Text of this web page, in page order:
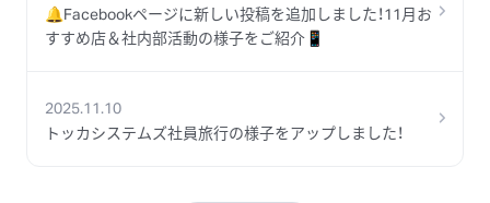
🔔Facebookページに新しい投稿を追加しました！11月お
すすめ店＆社内部活動の様子をご紹介📱
2025.11.10
トッカシステムズ社員旅行の様子をアップしました！